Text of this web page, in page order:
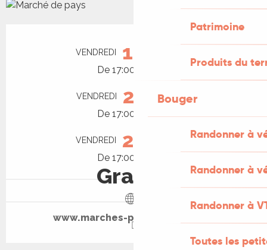
Patrimoine
Produits du
Bouger
Randonner à
Randonner à
Randonner à
Toutes les
Ouverture et coordonnées
VENDREDI 14
De 17:00 à 20:00
VENDREDI 21 AOÛT
De 17:00 à 20:00
VENDREDI 28
De 17:00 à 20:00
Gratuit
www.marches-producteurs.com